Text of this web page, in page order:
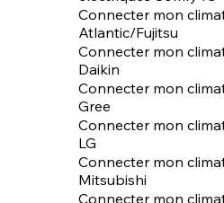
Connecter mon
Atlantic/Fujitsu
Connecter mon
Daikin
Connecter mon
Gree
Connecter mon
LG
Connecter mon
Mitsubishi
Connecter mon